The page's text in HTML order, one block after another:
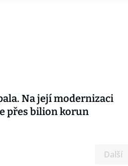
Na její modernizaci
přes bilion korun
Další